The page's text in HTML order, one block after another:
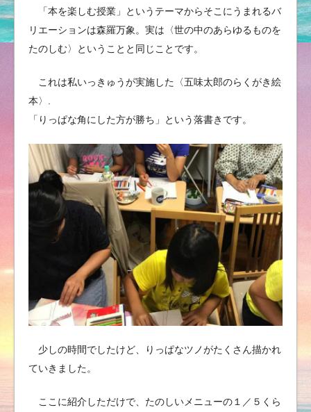
「本を楽しむ授業」というテーマからそこにうまれるバ
リエーションは森羅万象。実は〈世の中のあらゆるものを
たのしむ〉ということと同じことです。
これは私いっきゅうが実施した〈五味太郎のらくがき絵
本〉.
「りっぱな角にした方が勝ち」という落書きです。
少しの時間でしたけど、りっぱなツノがたくさん描かれ
ていきました。
ここに紹介しただけで、たのしいメニューの１／５くら